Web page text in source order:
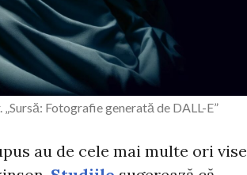
Fotografie generată de DALL-E”
au de cele mai multe ori vise